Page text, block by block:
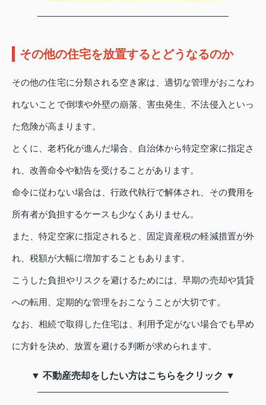
その他の住宅を放置するとどうなるのか
その他の住宅に分類される空き家は、適切な管理がおこなわ
れないことで倒壊や外壁の崩落、害虫発生、不法侵入といっ
た危険が高まります。
とくに、老朽化が進んだ場合、自治体から特定空家に指定さ
れ、改善命令や勧告を受けることがあります。
命令に従わない場合は、行政代執行で解体され、その費用を
所有者が負担するケースも少なくありません。
また、特定空家に指定されると、固定資産税の軽減措置が外
れ、税額が大幅に増加することもあります。
こうした負担やリスクを避けるためには、早期の売却や賃貸
への転用、定期的な管理をおこなうことが大切です。
なお、相続で取得した住宅は、利用予定がない場合でも早め
に方針を決め、放置を避ける判断が求められます。
▼ 不動産売却をしたい方はこちらをクリック ▼